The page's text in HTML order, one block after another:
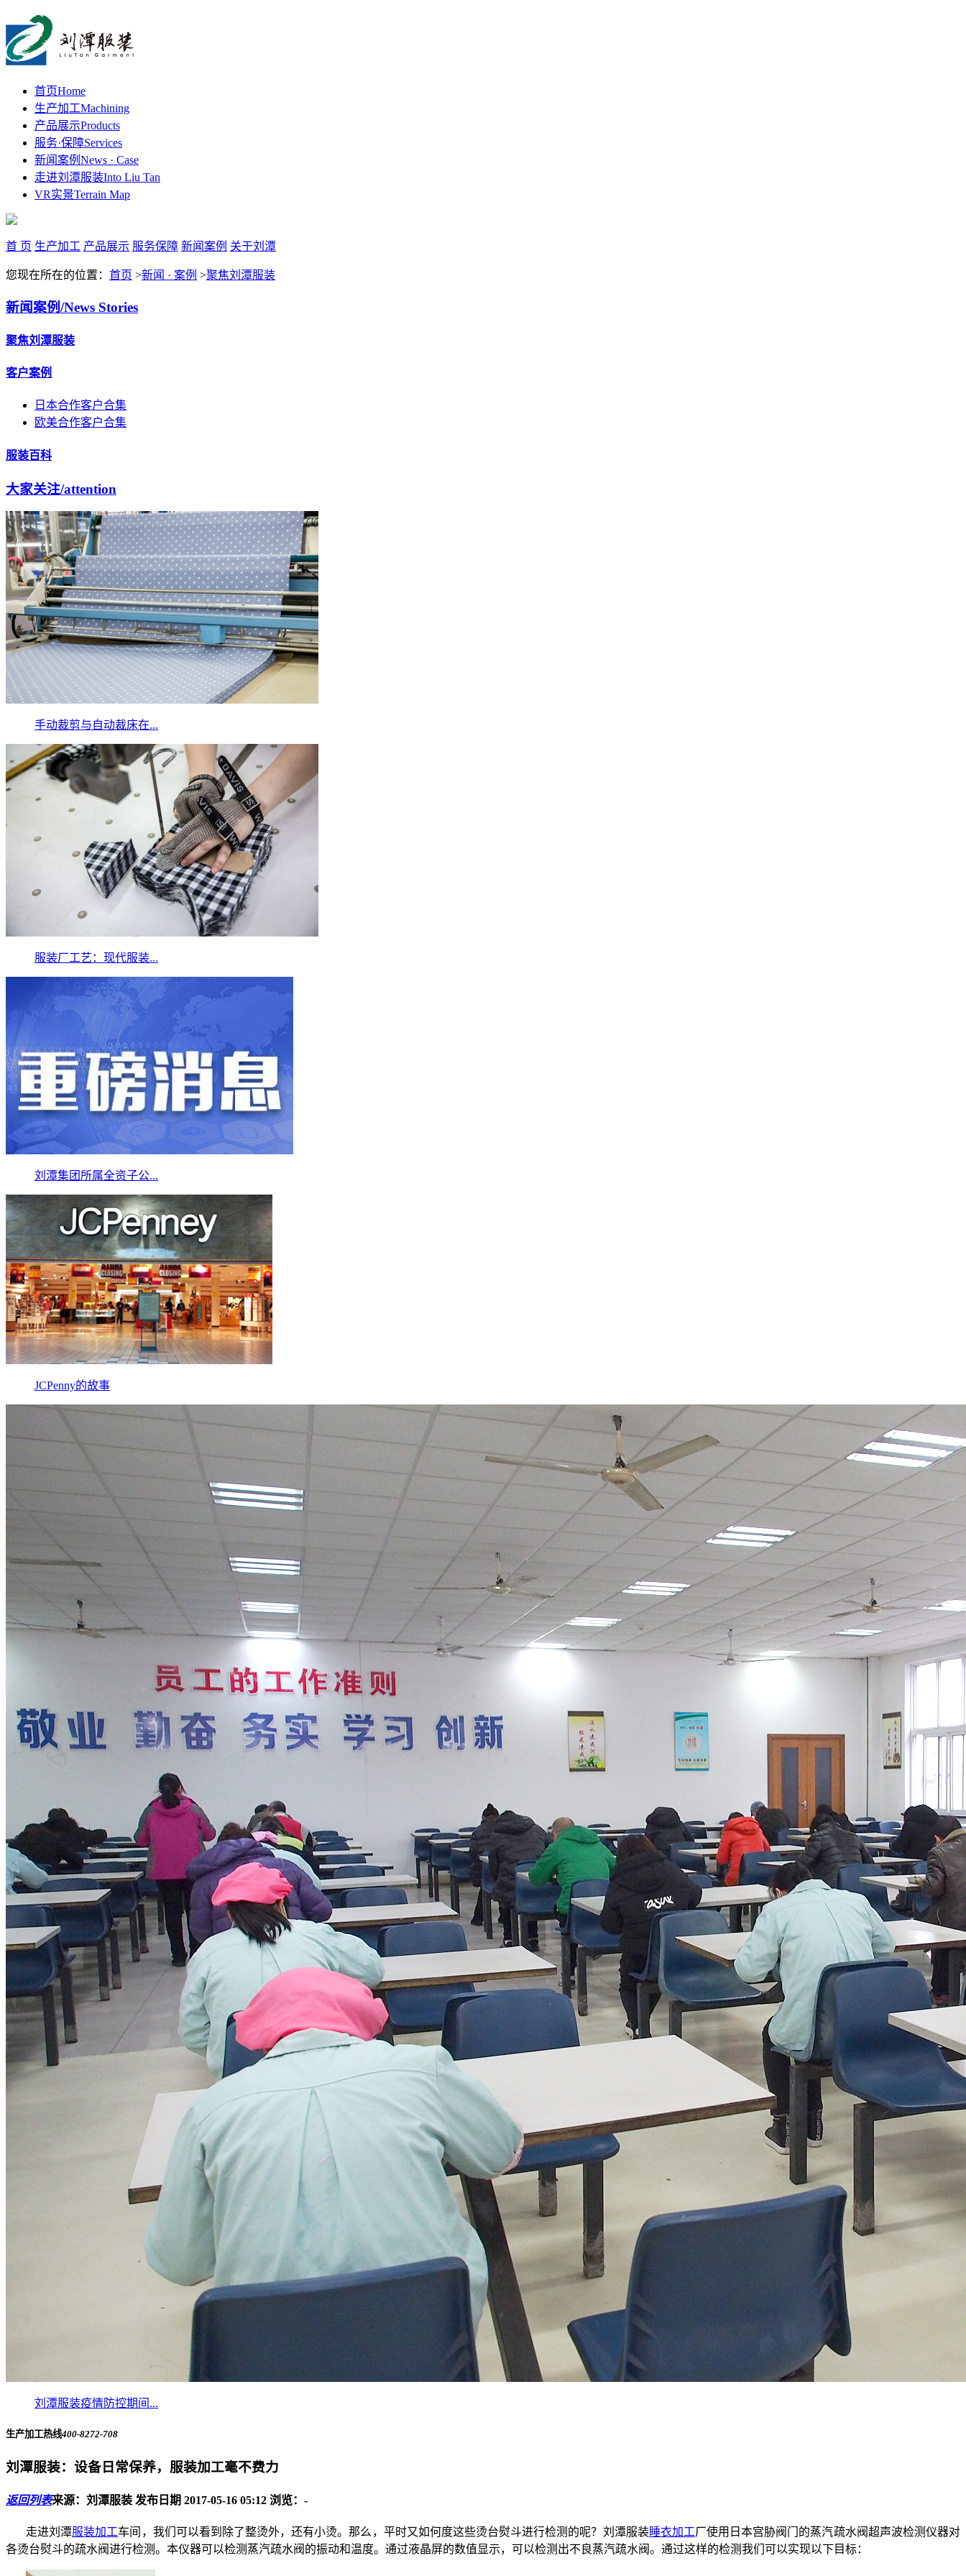
首页Home
生产加工Machining
产品展示Products
服务·保障Services
新闻案例 News · Case
走进刘潭服装Into Liu Tan
VR实景Terrain Map
首 页 生产加工 产品展示 服务保障 新闻案例 关于刘潭
您现在所在的位置： 首页 >新闻 · 案例 >聚焦刘潭服装
新闻案例/News Stories
聚焦刘潭服装
客户案例
日本合作客户合集
欧美合作客户合集
服装百科
大家关注/attention
手动裁剪与自动裁床在...
服装厂工艺：现代服装...
刘潭集团所属全资子公...
JCPenny的故事
刘潭服装疫情防控期间...
生产加工热线400-8272-708
刘潭服装：设备日常保养，服装加工毫不费力
返回列表来源：刘潭服装 发布日期 2017-05-16 05:12 浏览： -
走进刘潭服装加工车间，我们可以看到除了整烫外，还有小烫。那么，平时又如何度这些烫台熨斗进行检测的呢？刘潭服装睡衣加工厂使用日本宫胁阀门的蒸汽疏水阀超声波检测仪器对
各烫台熨斗的疏水阀进行检测。本仪器可以检测蒸汽疏水阀的振动和温度。通过液晶屏的数值显示，可以检测出不良蒸汽疏水阀。通过这样的检测我们可以实现以下目标：